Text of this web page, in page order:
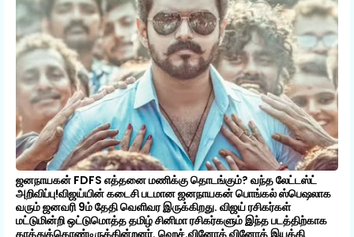
ஜனநாயகன் FDFS எத்தனை மணிக்கு தொடங்கும்? வந்த லேட்டஸ்ட்
அறிவிப்பு!விஜய்யின் கடைசி படமான ஜனநாயகன் பொங்கல் ஸ்பெஷலாக
வரும் ஜனவரி 9ம் தேதி வெளிவர இருக்கிறது. விஜய் ரசிகர்கள்
மட்டுமின்றி ஒட்டுமொத்த தமிழ் சினிமா ரசிகர்களும் இந்த படத்திற்காக
காத்துக்கொண்டிருக்கின்றனர். ஹெச்.வினோத் வினோத் இயக்கி